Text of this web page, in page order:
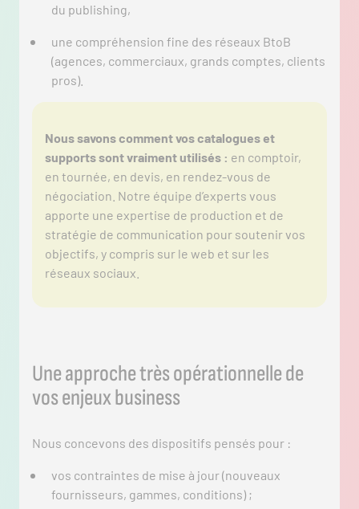
du publishing,
une compréhension fine des réseaux BtoB
(agences, commerciaux, grands comptes, clients
pros).
Nous savons comment vos catalogues et
supports sont vraiment utilisés : en comptoir,
en tournée, en devis, en rendez-vous de
négociation. Notre équipe d’experts vous
apporte une expertise de production et de
stratégie de communication pour soutenir vos
objectifs, y compris sur le web et sur les
réseaux sociaux.
Une approche très opérationnelle de
vos enjeux business
Nous concevons des dispositifs pensés pour :
vos contraintes de mise à jour (nouveaux
fournisseurs, gammes, conditions) ;